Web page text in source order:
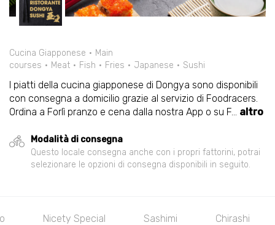
Cucina Giapponese
Main
courses
Meat Fish Fries Japanese Sushi
I piatti della cucina giapponese di Dongya sono disponibili
con consegna a domicilio grazie al servizio di Foodracers.
Ordina a Forlì pranzo e cena dalla nostra App o su F... altro
Modalità di consegna
Questo locale consegna anche con i propri fattorini, potrai
selezionare le opzioni di consegna disponibili in seguito.
Sashimi Chirashi Barca Gunkan e